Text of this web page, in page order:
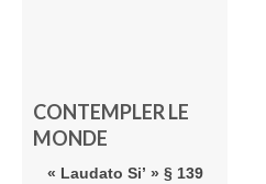
CONTEMPLER LE
MONDE
« Laudato Si’ » § 139